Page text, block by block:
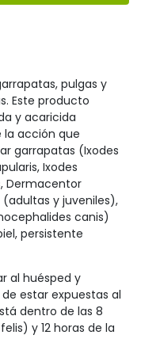
pulgas y
Este producto
y acaricida
la acción que
garrapatas (Ixodes
Ixodes
Dermacentor
(adultas y juveniles),
canis)
persistente
al huésped y
estar expuestas al
dentro de las 8
y 12 horas de la